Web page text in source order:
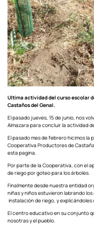
Ultima actividad del curso escolar
Castaños del Genal.
El pasado jueves, 15 de junio, nos
Almazara para concluir la actividad
El pasado mes de febrero hicimos la
Cooperativa Productores de
esta pagina.
Por parte de la Cooperativa, con el
de riego por goteo para los árboles.
Finalmente desde nuestra entidad
niñas y niños estuvieron labrando
instalación de riego, y explicándoles
El centro educativo en su conjunto
nosotras y el pueblo.